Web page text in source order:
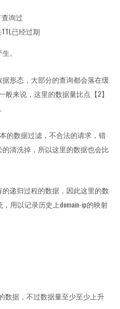
询过
已经过期
。
形态，大部分的查询都会落在缓
般来说，这里的数据量比点【2】
的数据过滤，不合法的请求，错
清洗掉，所以这里的数据也会比
递归过程的数据，因此这里的数
用以记录历史上domain-ip的映射
数据，不过数据量至少至少上升